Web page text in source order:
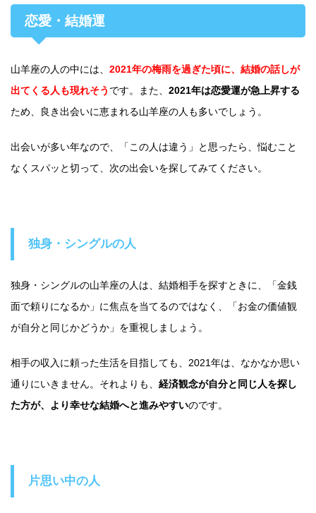
恋愛・結婚運
山羊座の人の中には、 2021年の梅雨を過ぎた頃に、結婚の話しが
出てくる人も現れそう です。また、 2021年は恋愛運が急上昇する
ため、良き出会いに恵まれる山羊座の人も多いでしょう。
出会いが多い年なので、「この人は違う」と思ったら、悩むこと
なくスパッと切って、次の出会いを探してみてください。
独身・シングルの人
独身・シングルの山羊座の人は、結婚相手を探すときに、「金銭
面で頼りになるか」に焦点を当てるのではなく、「お金の価値観
が自分と同じかどうか」を重視しましょう。
相手の収入に頼った生活を目指しても、2021年は、なかなか思い
通りにいきません。それよりも、 経済観念が自分と同じ人を探し
た方が、より幸せな結婚へと進みやすいのです。
片思い中の人